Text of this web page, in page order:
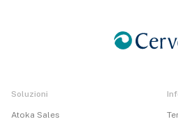
Soluzioni
Atoka Sales